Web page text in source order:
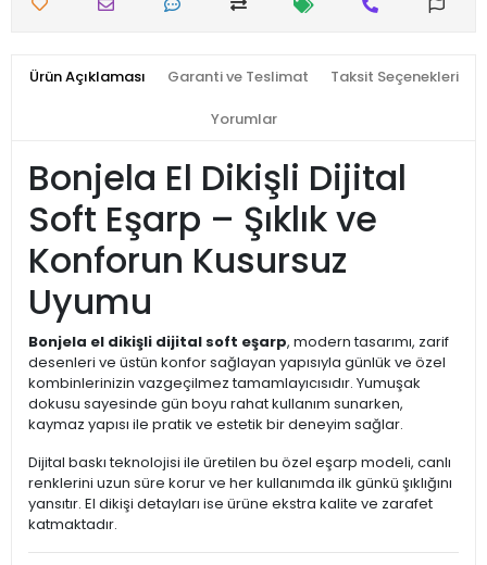
Ürün Açıklaması Garanti ve Teslimat Taksit Seçenekleri
Yorumlar
Bonjela El Dikişli Dijital
Soft Eşarp – Şıklık ve
Konforun Kusursuz
Uyumu
Bonjela el dikişli dijital soft eşarp, modern tasarımı, zarif
desenleri ve üstün konfor sağlayan yapısıyla günlük ve özel
kombinlerinizin vazgeçilmez tamamlayıcısıdır. Yumuşak
dokusu sayesinde gün boyu rahat kullanım sunarken,
kaymaz yapısı ile pratik ve estetik bir deneyim sağlar.
Dijital baskı teknolojisi ile üretilen bu özel eşarp modeli, canlı
renklerini uzun süre korur ve her kullanımda ilk günkü şıklığını
yansıtır. El dikişi detayları ise ürüne ekstra kalite ve zarafet
katmaktadır.